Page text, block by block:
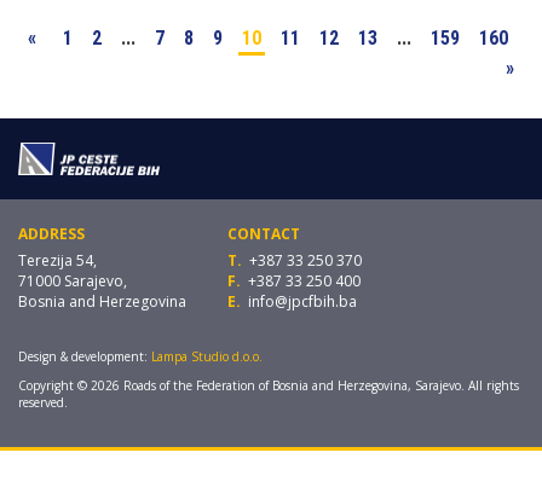
« 1 2 ... 7 8 9 10 11 12 13 ... 159
160
»
ADDRESS
Terezija 54,
71000 Sarajevo,
Bosnia and Herzegovina
CONTACT
T. +387 33 250 370
F. +387 33 250 400
E. info@jpcfbih.ba
Design & development: Lampa Studio d.o.o.
Copyright © 2026 Roads of the Federation of Bosnia and Herzegovina, Sarajevo. All rights
reserved.